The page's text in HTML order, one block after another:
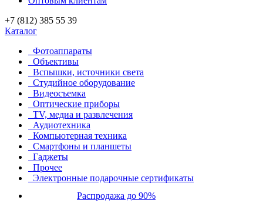
+7 (812) 385 55 39
Каталог
Фотоаппараты
Объективы
Вспышки, источники света
Студийное оборудование
Видеосъемка
Оптические приборы
TV, медиа и развлечения
Аудиотехника
Компьютерная техника
Смартфоны и планшеты
Гаджеты
Прочее
Электронные подарочные сертификаты
Распродажа до 90%